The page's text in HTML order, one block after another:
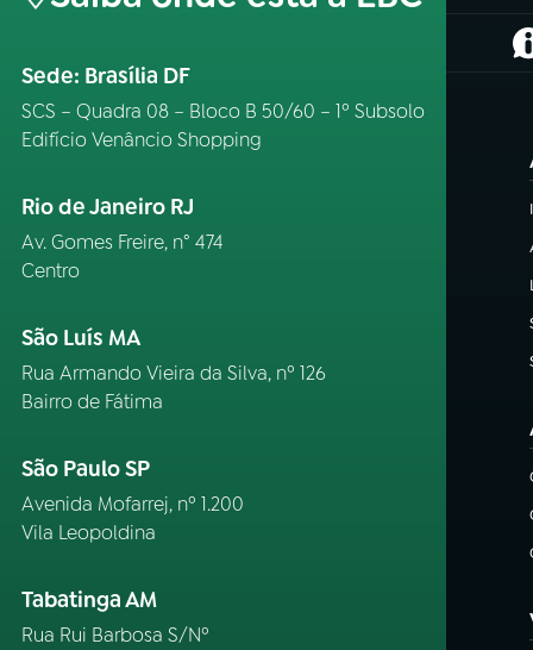
Sede: Brasília DF
SCS – Quadra 08 – Bloco B 50/60 – 1º Subsolo
Edifício Venâncio Shopping
Rio de Janeiro RJ
Av. Gomes Freire, n° 474
Centro
São Luís MA
Rua Armando Vieira da Silva, nº 126
Bairro de Fátima
São Paulo SP
Avenida Mofarrej, nº 1.200
Vila Leopoldina
Tabatinga AM
Rua Rui Barbosa S/Nº